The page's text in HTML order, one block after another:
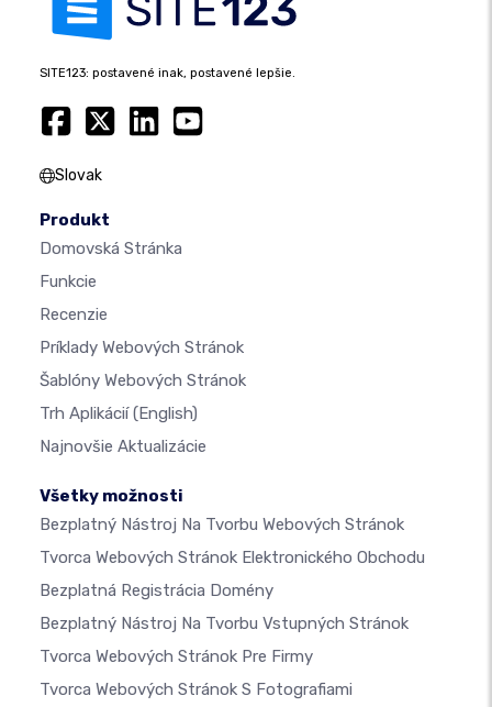
SITE123: postavené inak, postavené lepšie.
Slovak
Produkt
Domovská Stránka
Funkcie
Recenzie
Príklady Webových Stránok
Šablóny Webových Stránok
Trh Aplikácií(English)
Najnovšie Aktualizácie
Všetky možnosti
Bezplatný Nástroj Na Tvorbu Webových Stránok
Tvorca Webových Stránok Elektronického Obchodu
Bezplatná Registrácia Domény
Bezplatný Nástroj Na Tvorbu Vstupných Stránok
Tvorca Webových Stránok Pre Firmy
Tvorca Webových Stránok S Fotografiami